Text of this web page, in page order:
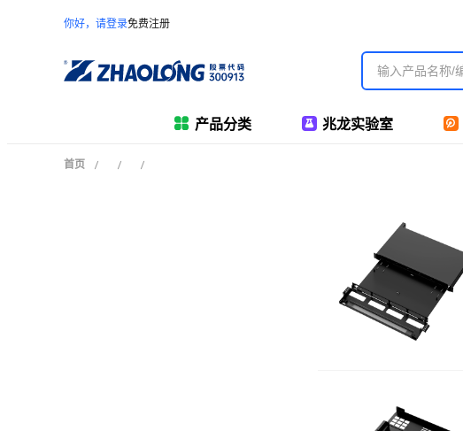
你好，请登录免费注册
产品分类 兆龙实验室
首页